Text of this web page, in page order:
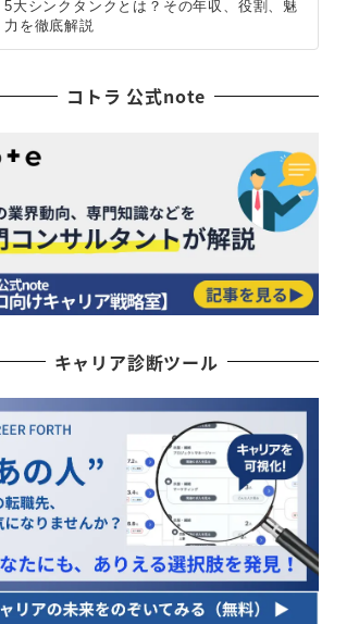
5大シンクタンクとは？その年収、役割、魅
力を徹底解説
コトラ 公式note
キャリア診断ツール